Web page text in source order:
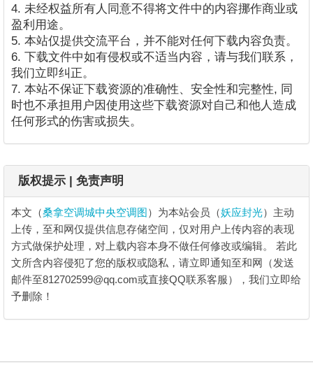
4. 未经权益所有人同意不得将文件中的内容挪作商业或
盈利用途。
5. 本站仅提供交流平台，并不能对任何下载内容负责。
6. 下载文件中如有侵权或不适当内容，请与我们联系，
我们立即纠正。
7. 本站不保证下载资源的准确性、安全性和完整性, 同
时也不承担用户因使用这些下载资源对自己和他人造成
任何形式的伤害或损失。
版权提示 | 免责声明
本文（桑拿空调城中央空调图）为本站会员（妖应封光）主动
上传，至和网仅提供信息存储空间，仅对用户上传内容的表现
方式做保护处理，对上载内容本身不做任何修改或编辑。 若此
文所含内容侵犯了您的版权或隐私，请立即通知至和网（发送
邮件至812702599@qq.com或直接QQ联系客服），我们立即给
予删除！